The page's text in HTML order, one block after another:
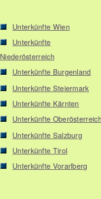
Unterkünfte Wien
Unterkünfte
Niederösterreich
Unterkünfte Burgenland
Unterkünfte Steiermark
Unterkünfte Kärnten
Unterkünfte Oberösterreich
Unterkünfte Salzburg
Unterkünfte Tirol
Unterkünfte Vorarlberg